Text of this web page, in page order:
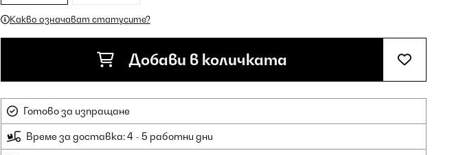
Какво означават статусите?
Добави в количката
Готово за изпращане
Време за доставка: 4 - 5 работни дни